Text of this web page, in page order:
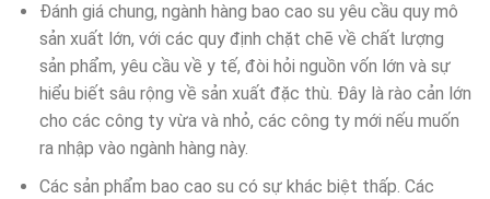
Đánh giá chung, ngành hàng bao cao su yêu cầu quy mô
sản xuất lớn, với các quy định chặt chẽ về chất lượng
sản phẩm, yêu cầu về y tế, đòi hỏi nguồn vốn lớn và sự
hiểu biết sâu rộng về sản xuất đặc thù. Đây là rào cản lớn
cho các công ty vừa và nhỏ, các công ty mới nếu muốn
ra nhập vào ngành hàng này.
Các sản phẩm bao cao su có sự khác biệt thấp. Các